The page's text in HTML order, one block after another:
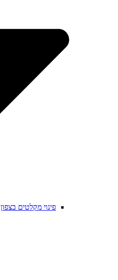
פינוי מקלטים בצפון